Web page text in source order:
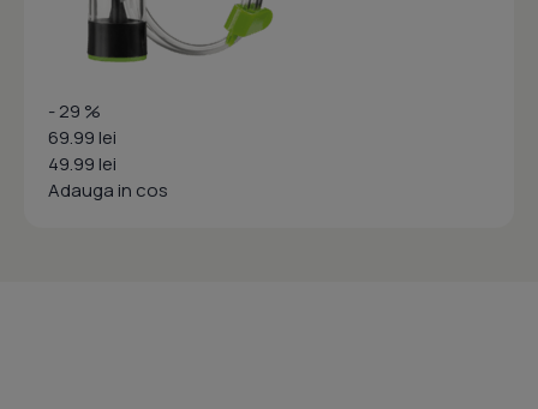
- 29 %
69.99 lei
49.99 lei
Adauga in cos